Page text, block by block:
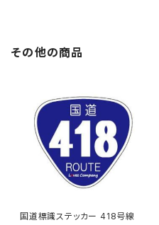
その他の商品
国道標識ステッカー 418号線